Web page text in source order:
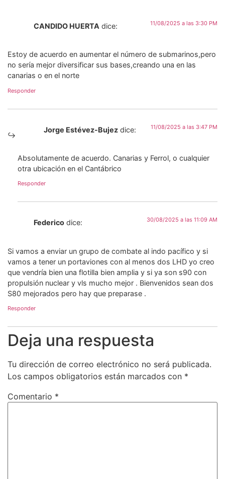
CANDIDO HUERTA dice: 11/08/2025 a las 3:30 PM
Estoy de acuerdo en aumentar el número de submarinos,pero
no sería mejor diversificar sus bases,creando una en las
canarias o en el norte
Responder
Jorge Estévez-Bujez dice: 11/08/2025 a las 3:47 PM
Absolutamente de acuerdo. Canarias y Ferrol, o cualquier
otra ubicación en el Cantábrico
Responder
Federico dice: 30/08/2025 a las 11:09 AM
Si vamos a enviar un grupo de combate al indo pacífico y si
vamos a tener un portaviones con al menos dos LHD yo creo
que vendría bien una flotilla bien amplia y si ya son s90 con
propulsión nuclear y vls mucho mejor . Bienvenidos sean dos
S80 mejorados pero hay que preparase .
Responder
Deja una respuesta
Tu dirección de correo electrónico no será publicada.
Los campos obligatorios están marcados con *
Comentario *